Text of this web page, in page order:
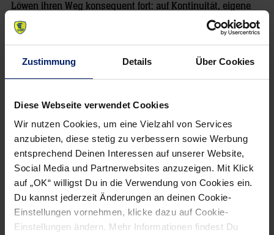
Zustimmung Details Über Cookies
Diese Webseite verwendet Cookies
Wir nutzen Cookies, um eine Vielzahl von Services
anzubieten, diese stetig zu verbessern sowie Werbung
entsprechend Deinen Interessen auf unserer Website,
Social Media und Partnerwebsites anzuzeigen. Mit Klick
auf „OK“ willigst Du in die Verwendung von Cookies ein.
Du kannst jederzeit Änderungen an deinen Cookie-
Einstellungen vornehmen, klicke dazu auf Cookie-
Einstellungen ändern. Mehr Informationen findest Du
Löwen ihren Weg konsequent fort: auf Kontinuität, eigene
Talente und Identifikation mit dem Verein zu bauen. David
Späth ist das Paradebeispiel für diesen Weg – vom
Nachwuchs in Kronau und Östringen bis zum
Jahren auf die Paraden-Show von David Späth im gelben
Trikot freuen.
David Späth: Vom Nachwuchslöwen
zum Nationaltorhüter
Geboren: 29. April 2002 in Kaiserslautern